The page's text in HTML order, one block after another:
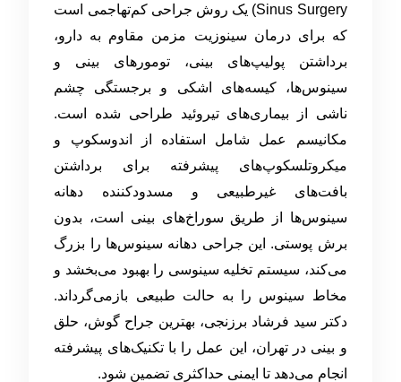
Sinus Surgery) یک روش جراحی کم‌تهاجمی است
که برای درمان سینوزیت مزمن مقاوم به دارو،
برداشتن پولیپ‌های بینی، تومورهای بینی و
سینوس‌ها، کیسه‌های اشکی و برجستگی چشم
ناشی از بیماری‌های تیروئید طراحی شده است.
مکانیسم عمل شامل استفاده از اندوسکوپ و
میکروتلسکوپ‌های پیشرفته برای برداشتن
بافت‌های غیرطبیعی و مسدودکننده دهانه
سینوس‌ها از طریق سوراخ‌های بینی است، بدون
برش پوستی. این جراحی دهانه سینوس‌ها را بزرگ
می‌کند، سیستم تخلیه سینوسی را بهبود می‌بخشد و
مخاط سینوس را به حالت طبیعی بازمی‌گرداند.
دکتر سید فرشاد برزنجی، بهترین جراح گوش، حلق
و بینی در تهران، این عمل را با تکنیک‌های پیشرفته
انجام می‌دهد تا ایمنی حداکثری تضمین شود.